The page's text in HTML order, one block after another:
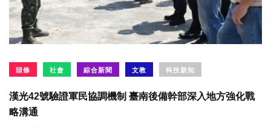
頭條 社會 綜合新聞 文教 科技新知
漢光42號驗證軍民協調機制 臺南後備幹部深入地方強化戰
略溝通